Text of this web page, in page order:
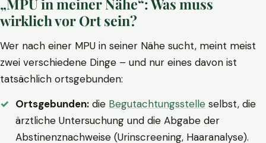
„MPU in meiner Nähe“: Was muss
wirklich vor Ort sein?
Wer nach einer MPU in seiner Nähe sucht, meint meist
zwei verschiedene Dinge – und nur eines davon ist
tatsächlich ortsgebunden:
Ortsgebunden: die Begutachtungsstelle selbst, die
ärztliche Untersuchung und die Abgabe der
Abstinenznachweise (Urinscreening, Haaranalyse).